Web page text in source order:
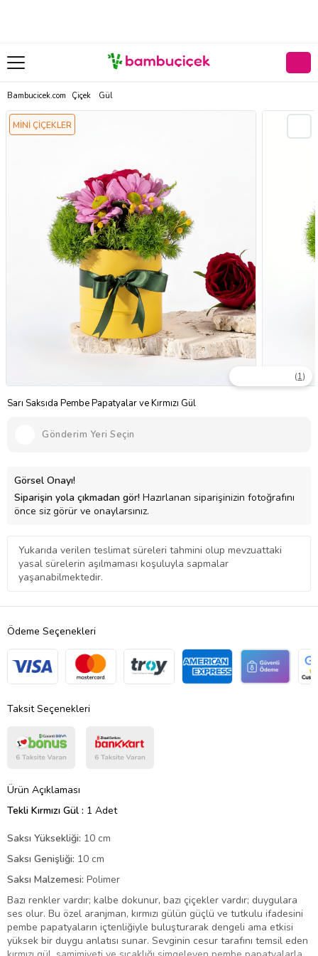
Bambucicek.com Çiçek Gül
MİNİ ÇİÇEKLER
Sarı Saksıda Pembe Papatyalar ve Kırmızı Gül
(1)
Gönderim Yeri Seçin
Görsel Onayı!
Siparişin yola çıkmadan gör! Hazırlanan siparişinizin fotoğrafını
önce siz görür ve onaylarsınız.
Yukarıda verilen teslimat süreleri tahmini olup mevzuattaki
yasal sürelerin aşılmaması koşuluyla sapmalar
yaşanabilmektedir.
Ödeme Seçenekleri
Taksit Seçenekleri
Ürün Açıklaması
Tekli Kırmızı Gül : 1 Adet
Saksı Yüksekliği: 10 cm
Saksı Genişliği: 10 cm
Saksı Malzemesi: Polimer
Bazı renkler vardır; kalbe dokunur, bazı çiçekler vardır; duygulara
ses olur. Bu özel aranjman, kırmızı gülün güçlü ve tutkulu ifadesini
pembe papatyaların içtenliğiyle buluşturarak dengeli ama etkisi
yüksek bir duygu anlatısı sunar. Sevginin cesur tarafını temsil eden